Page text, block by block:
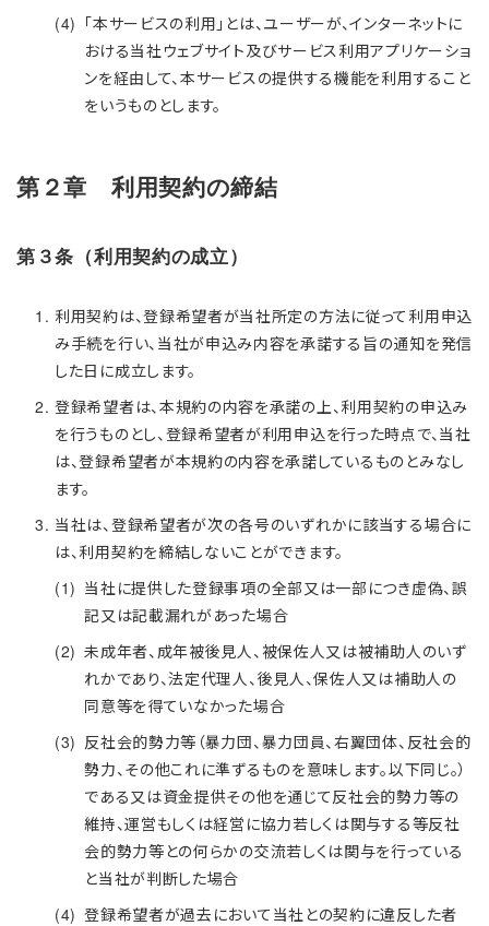
「本サービスの利用」とは、ユーザーが、インターネットに
おける当社ウェブサイト及びサービス利用アプリケーショ
ンを経由して、本サービスの提供する機能を利用すること
をいうものとします。
第２章 利用契約の締結
第３条（利用契約の成立）
利用契約は、登録希望者が当社所定の方法に従って利用申込
み手続を行い、当社が申込み内容を承諾する旨の通知を発信
した日に成立します。
登録希望者は、本規約の内容を承諾の上、利用契約の申込み
を行うものとし、登録希望者が利用申込を行った時点で、当社
は、登録希望者が本規約の内容を承諾しているものとみなし
ます。
当社は、登録希望者が次の各号のいずれかに該当する場合に
は、利用契約を締結しないことができます。
当社に提供した登録事項の全部又は一部につき虚偽、誤
記又は記載漏れがあった場合
未成年者、成年被後見人、被保佐人又は被補助人のいず
れかであり、法定代理人、後見人、保佐人又は補助人の
同意等を得ていなかった場合
反社会的勢力等（暴力団、暴力団員、右翼団体、反社会的
勢力、その他これに準ずるものを意味します。以下同じ。）
である又は資金提供その他を通じて反社会的勢力等の
維持、運営もしくは経営に協力若しくは関与する等反社
会的勢力等との何らかの交流若しくは関与を行っている
と当社が判断した場合
登録希望者が過去において当社との契約に違反した者